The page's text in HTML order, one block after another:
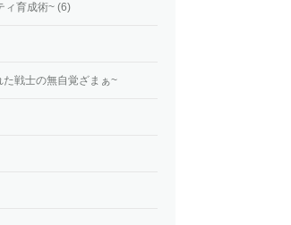
ィ育成術~ (6)
戦士の無自覚ざまぁ~